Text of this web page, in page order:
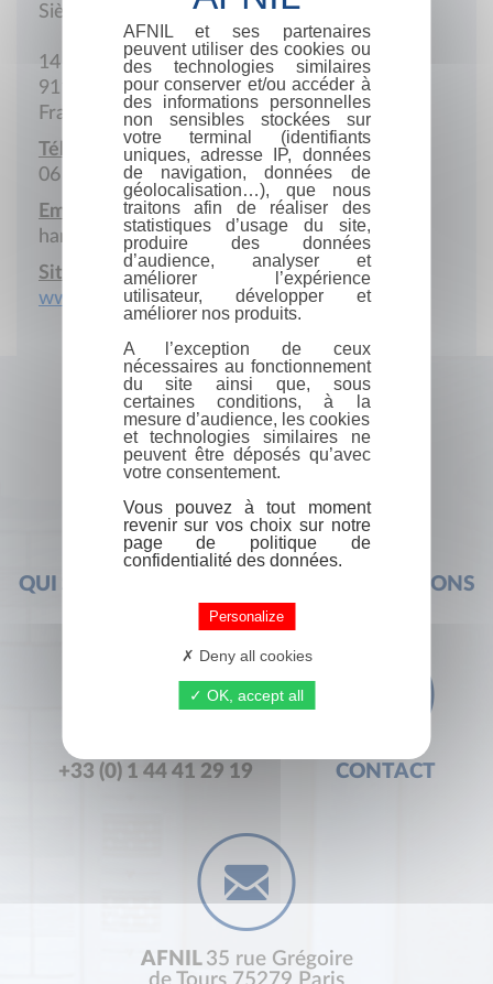
Siège social
14 Rue Raymond-Rozier
91100 Corbeil-Essonnes
France
Téléphone portable :
06 38 44 15 89
Email :
hanitra.rabefitseheno@gmail.com
Site Internet :
www.rns-cen.com
QUI SOMMES-NOUS ? FOIRE AUX QUESTIONS
+33 (0) 1 44 41 29 19 CONTACT
AFNIL 35 rue Grégoire
AFNIL et ses partenaires
peuvent utiliser des cookies ou
des technologies similaires
pour conserver et/ou accéder à
des informations personnelles
non sensibles stockées sur
votre terminal (identifiants
uniques, adresse IP, données
de navigation, données de
géolocalisation…), que nous
traitons afin de réaliser des
statistiques d’usage du site,
produire des données
d’audience, analyser et
améliorer l’expérience
utilisateur, développer et
améliorer nos produits.
A l’exception de ceux
nécessaires au fonctionnement
du site ainsi que, sous
certaines conditions, à la
mesure d’audience, les cookies
et technologies similaires ne
peuvent être déposés qu’avec
votre consentement.
Vous pouvez à tout moment
revenir sur vos choix sur notre
page de politique de
confidentialité des données.
Personalize
Deny all cookies
OK, accept all